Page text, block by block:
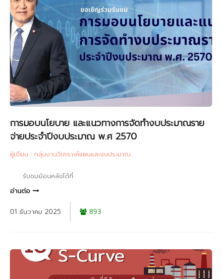
การมอบนโยบาย และแนวทางการจัดทำงบประมาณราย
จ่ายประจำปีงบประมาณ พ.ศ 2570
ผู้เขียน : กลุ่มงานวิเคราะห์แผนและงบประมาณ
รับชมย้อนหลังได้ที่
อ่านต่อ
01 ธันวาคม 2025 893